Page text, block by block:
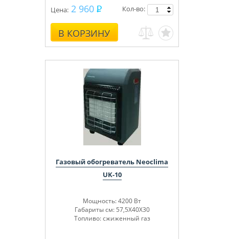
Цена: 2 960
В КОРЗИНУ
Кол-во:
Газовый обогреватель Neoclima
UK-10
Мощность: 4200 Вт
Габариты см: 57,5Х40Х30
Топливо: сжиженный газ